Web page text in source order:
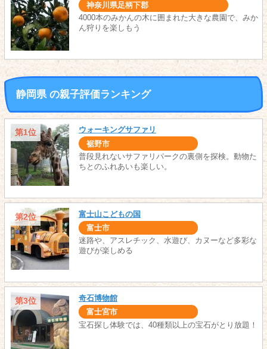
神奈川県足柄下郡
4000本のみかんの木に囲まれた大きな農園で、みか
ん狩りを楽しもう
静岡県 の親子評価ランキング
第1位 ウォーキングサファリ
裾野市
普段見れないサファリパークの裏側を探検。動物た
ちとのふれあいも楽しい。
第2位 富士山こどもの国
富士市
迷路や、アスレチック、水遊び、カヌーなど多彩な
遊びが楽しめる
第3位 奇石博物館
富士宮市
宝石探し体験では、40種類以上の宝石がとり放題！